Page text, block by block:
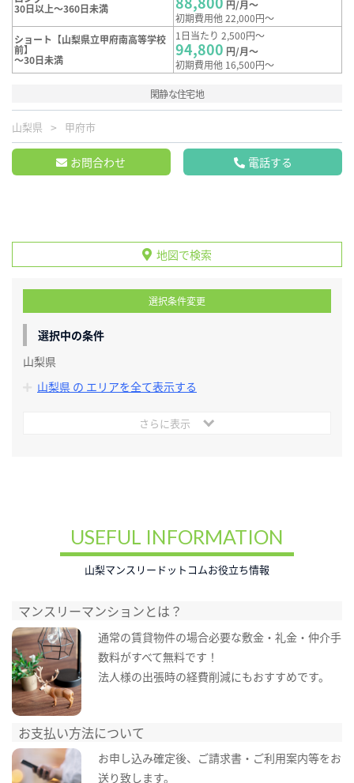
30日以上～360日未満
円/月～
初期費用他 22,000円～
ショート【山梨県立甲府南高等学校
前】
～30日未満
1日当たり 2,500円～
94,800 円/月～
初期費用他 16,500円～
閑静な住宅地
山梨県 甲府市
お問合わせ 電話する
地図で検索
選択条件変更
選択中の条件
山梨県
山梨県 の エリアを全て表示する
さらに表示
USEFUL INFORMATION
山梨マンスリードットコムお役立ち情報
マンスリーマンションとは？
通常の賃貸物件の場合必要な敷金・礼金・仲介手
数料がすべて無料です！
法人様の出張時の経費削減にもおすすめです。
お支払い方法について
お申し込み確定後、ご請求書・ご利用案内等をお
送り致します。